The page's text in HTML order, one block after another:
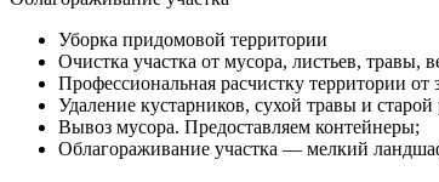
Уборка придомовой территории
Очистка участка от мусора, листьев, травы,
Профессиональная расчистку территории от
Удаление кустарников, сухой травы и старой
Вывоз мусора. Предоставляем контейнеры;
Облагораживание участка — мелкий